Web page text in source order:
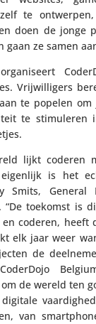
te
doen de jonge
gaan ze samen
Vrij­wil­li­gers
te popelen om
te stimu­leren
lijkt coderen
is het
Smits, General
“De toekomst is
coderen, heeft
elk jaar weer
de
de wereld ten
van